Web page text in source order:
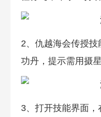
2、仇越海会传授
功丹，提示需用摄
3、打开技能界面，